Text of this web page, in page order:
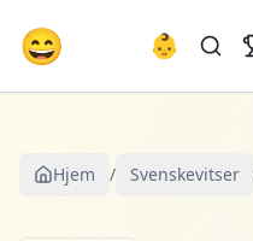
😄 👶
Hjem / Svenskevitser